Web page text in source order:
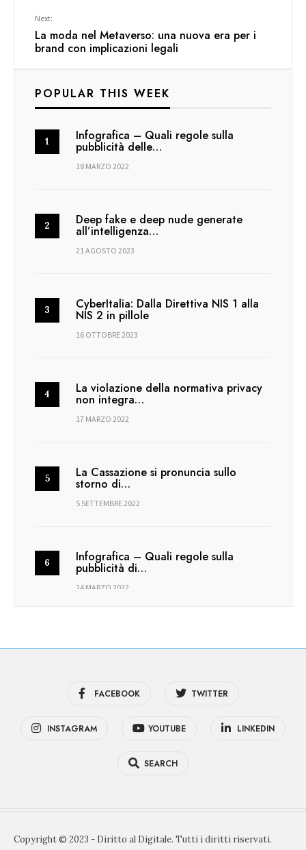
Next:
La moda nel Metaverso: una nuova era per i
brand con implicazioni legali
POPULAR THIS WEEK
Infografica – Quali regole sulla
pubblicità delle…
18 MARZO 2022
Deep fake e deep nude generate
all’intelligenza…
21 AGOSTO 2023
CyberItalia: Dalla Direttiva NIS 1 alla
NIS 2 in pillole
16 OTTOBRE 2023
La violazione della normativa privacy
non integra…
17 MARZO 2022
La Cassazione si pronuncia sullo
storno di…
5 SETTEMBRE 2022
Infografica – Quali regole sulla
pubblicità di…
24 MARZO 2022
FACEBOOK TWITTER
INSTAGRAM YOUTUBE LINKEDIN
SEARCH
Copyright © 2023 - Diritto al Digitale. Tutti i diritti riservati.